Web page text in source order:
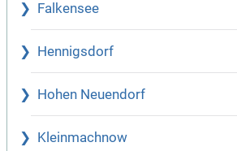
Falkensee
Hennigsdorf
Hohen Neuendorf
Kleinmachnow